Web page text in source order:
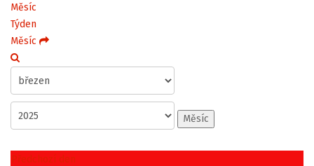
Měsíc
Týden
Měsíc
Měsíc
Předchozí den